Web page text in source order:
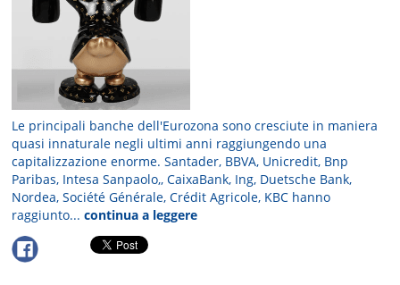
Le principali banche dell'Eurozona sono cresciute in maniera
quasi innaturale negli ultimi anni raggiungendo una
capitalizzazione enorme. Santader, BBVA, Unicredit, Bnp
Paribas, Intesa Sanpaolo,, CaixaBank, Ing, Duetsche Bank,
Nordea, Société Générale, Crédit Agricole, KBC hanno
raggiunto...continua a leggere